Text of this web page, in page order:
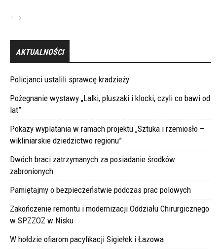
AKTUALNOŚCI
Policjanci ustalili sprawcę kradzieży
Pożegnanie wystawy „Lalki, pluszaki i klocki, czyli co bawi od
lat”
Pokazy wyplatania w ramach projektu „Sztuka i rzemiosło –
wikliniarskie dziedzictwo regionu”
Dwóch braci zatrzymanych za posiadanie środków
zabronionych
Pamiętajmy o bezpieczeństwie podczas prac polowych
Zakończenie remontu i modernizacji Oddziału Chirurgicznego
w SPZZOZ w Nisku
W hołdzie ofiarom pacyfikacji Sigiełek i Łazowa